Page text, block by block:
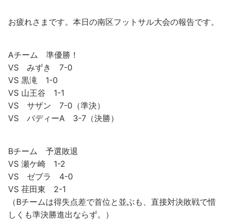
お疲れさまです。本日の南区フットサル大会の報告です。
Aチーム 準優勝！
VS みずき 7-0
VS 黒滝 1-0
VS 山王谷 1-1
VS サザン 7-0（準決）
VS バディーA 3-7（決勝）
Bチーム 予選敗退
VS 瀬ケ崎 1-2
VS ゼブラ 4-0
VS 荏田東 2-1
（Bチームは得失点差で首位と並ぶも、直接対決敗戦で惜
しくも準決勝進出ならず。）